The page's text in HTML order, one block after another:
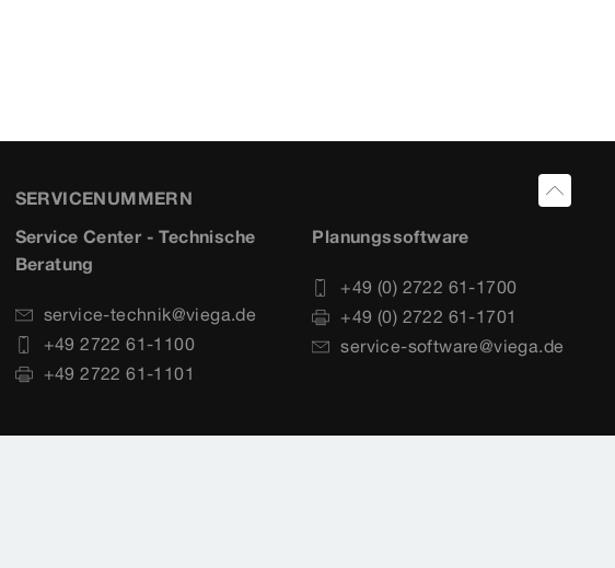
SERVICENUMMERN
Service Center - Technische
Beratung
service-technik@viega.de
+49 2722 61-1100
+49 2722 61-1101
Planungssoftware
+49 (0) 2722 61-1700
+49 (0) 2722 61-1701
service-software@viega.de